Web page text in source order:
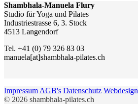
Shambhala-Manuela Flury
Studio für Yoga und Pilates
Industriestrasse 6, 3. Stock
4513 Langendorf
Tel. +41 (0) 79 326 83 03
manuela[at]shambhala-pilates.ch
Impressum AGB's Datenschutz Webdesign
© 2026 shambhala-pilates.ch